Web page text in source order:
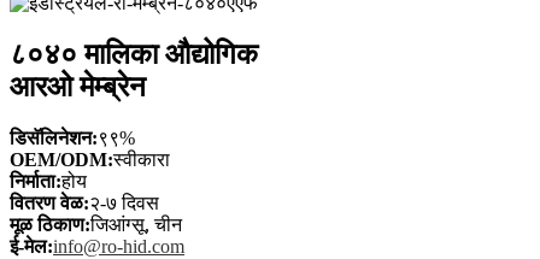
८०४० मालिका औद्योगिक
आरओ मेम्ब्रेन
डिसॅलिनेशन:९९%
OEM/ODM:स्वीकारा
निर्माता:होय
वितरण वेळ:२-७ दिवस
मूळ ठिकाण:जिआंग्सू, चीन
ई-मेल:info@ro-hid.com